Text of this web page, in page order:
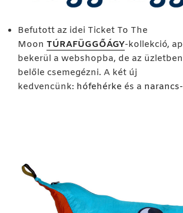
Befutott az idei Ticket To The
Moon TÚRAFÜGGŐÁGY-kollekció,
bekerül a webshopba, de az
belőle csemegézni. A két új
kedvencünk: hófehérke és a